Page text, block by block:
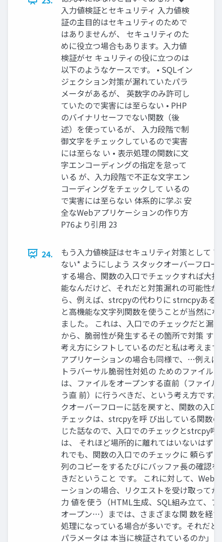
入力値検証とセキュリティ 入力値検
証の主目的はセキュリティのためで
はありませんが、 セキュリティのた
めに役立つ場合もあります。入力値
検証がセ キュリティの役に立つのは
以下のようなケースです。 • SQLイン
ジェクション対策が漏れていたパラ
メータがあるが、 英数字のみ許可し
ていたので実害には至らない • PHP
のバイナリセーフでない関数（後
述）を使っているが、 入力段階で制
御文字をチェックしているので実害
には至らな い • 表示処理の関数に文
字エンコーディングの指定を怠って
いる が、入力段階で不正な文字エン
コーディングをチェックして いるの
で実害には至らない 体系的に学ぶ 安
全なWebアプリケーションの作り方
P76より引用 23
24.
もう入力値検証はセキュリティ対策として *
ない* ようにしよう スタックオーバーフロー
する場合、関数の入口でチェックすれば大
能なんだけど、それだと対策漏れの可能性が
ら、例えば、strcpyの代わりに strncpyある
と高機能な文字列関数を使うことが当然にな
ました。 これは、入口でのチェックだと漏
から、脆弱性が発生するその箇所で対策 す
考え方にシフトしているのだと私は考えます
アプリケーションの場合も同様で、…例えば
トラバーサル脆弱性対処の ためのファイル
は、ファイルをオープンする直前（ファイル
う直 前）に行うべきだ、という考え方です
クオーバーフローに話を戻すと、関数の入口
チェックは、strcpyを呼 び出している関数
じた話なので、入口でのチェックとstrcpy呼
は、 それほど場所的に離れてはいないはず
れでも、関数の入口でのチェックに 頼らず
列のコピーをするたびにバッファ長の確認を
きだということ です。 これに対して、Web
ーションの場合、リクエストを受け取ってか
力 値を使う（HTML生成、SQL組み立て、フ
オープン…）までは、さまざまな関 数を経
処理になっている場合が多いです。それだと
パラメータは 本当に検証されているのか」